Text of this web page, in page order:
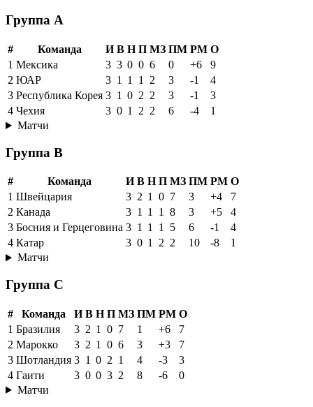
Группа A
# Команда И В Н П МЗ ПМ РМ О
1 Мексика 3 3 0 0 6 0 +6
9
2 ЮАР 3 1 1 1 2 3 -1
4
3 Республика Корея 3 1 0 2 2 3 -1
3
4 Чехия 3 0 1 2 2 6 -4
1
Матчи
Группа B
# Команда И В Н П МЗ ПМ РМ О
1 Швейцария 3 2 1 0 7 3 +4
7
2 Канада 3 1 1 1 8 3 +5
4
3 Босния и Герцеговина 3 1 1 1 5 6 -1
4
4 Катар 3 0 1 2 2 10 -8
1
Матчи
Группа C
# Команда И В Н П МЗ ПМ РМ О
1 Бразилия 3 2 1 0 7 1 +6
7
2 Марокко 3 2 1 0 6 3 +3
7
3 Шотландия 3 1 0 2 1 4 -3
3
4 Гаити 3 0 0 3 2 8 -6
0
Матчи